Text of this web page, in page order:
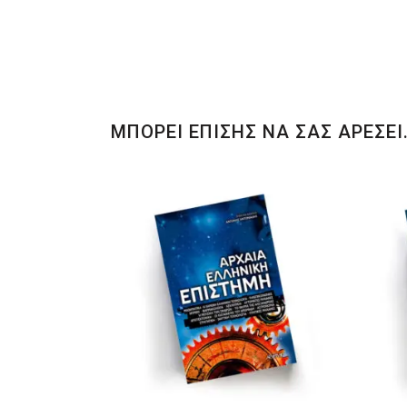
ΜΠΟΡΕΙ ΕΠΙΣΗΣ ΝΑ ΣΑΣ